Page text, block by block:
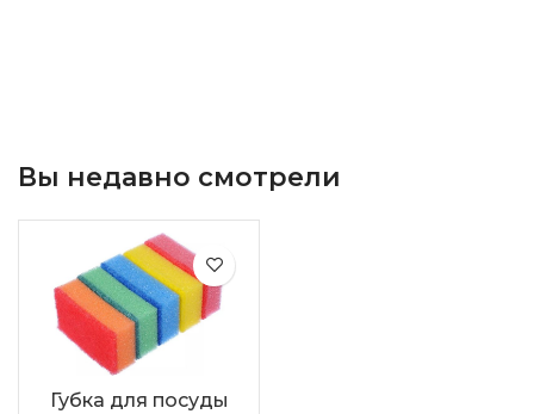
Вы недавно смотрели
Губка для посуды